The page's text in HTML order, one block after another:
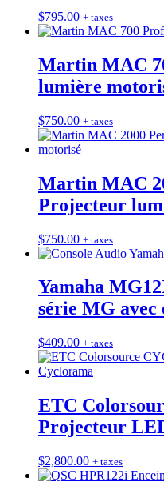
$795.00 + taxes
Martin MAC
lumière
$750.00 + taxes
Martin MAC
Projecteur
$750.00 + taxes
Yamaha
série MG avec
$409.00 + taxes
ETC
Projecteur
$2,800.00 + taxes